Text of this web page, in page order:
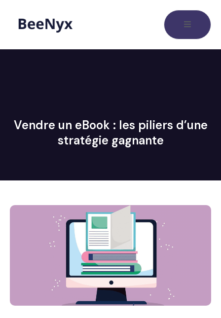
Vendre un eBook : les piliers d’une
stratégie gagnante